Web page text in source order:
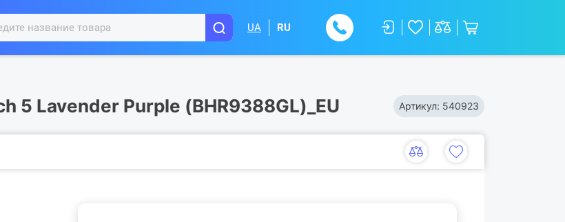
UA RU
5 Lavender Purple (BHR9388GL)_EU Артикул: 540923